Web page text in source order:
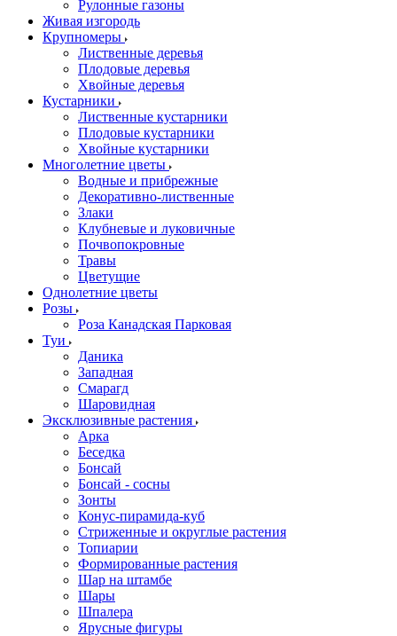
Рулонные газоны
Живая изгородь
Крупномеры
Лиственные деревья
Плодовые деревья
Хвойные деревья
Кустарники
Лиственные кустарники
Плодовые кустарники
Хвойные кустарники
Многолетние цветы
Водные и прибрежные
Декоративно-лиственные
Злаки
Клубневые и луковичные
Почвопокровные
Травы
Цветущие
Однолетние цветы
Розы
Роза Канадская Парковая
Туи
Даника
Западная
Смарагд
Шаровидная
Эксклюзивные растения
Арка
Беседка
Бонсай
Бонсай - сосны
Зонты
Конус-пирамида-куб
Стриженные и округлые растения
Топиарии
Формированные растения
Шар на штамбе
Шары
Шпалера
Ярусные фигуры